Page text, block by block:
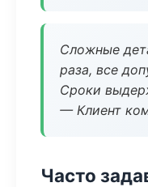
Сложные
раза, все
Сроки
— Клиент
Часто